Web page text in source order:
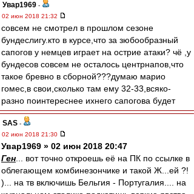
Увар1969 -
02 июн 2018 21:32
совсем не смотрел в прошлом сезоне
бундеслигу.кто в курсе,что за зюбообразный
сапогов у немцев играет на острие атаки? чё ,у
бундесов совсем не осталось центрнапов,что
такое бревно в сборной???думаю марио
гомес,в свои,сколько там ему 32-33,всяко-
разно поинтереснее ихнего сапогова будет
SAS -
02 июн 2018 21:30
Увар1969 » 02 июн 2018 20:47
Ген ... вот точно откроешь её на ПК по ссылке в
облегающем комбинезончике и такой Ж...ей ?!
)... на тв включишь Бельгия - Португалия.... на